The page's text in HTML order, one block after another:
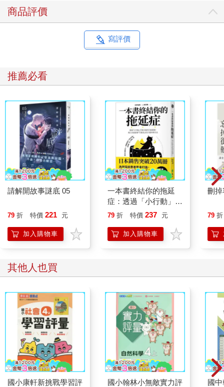
商品評價
寫評價
推薦必看
請解開故事謎底 05
79 折 特價 221 元
加入購物車
一本書終結你的拖延
症：透過「小行動」打
開大腦的行動開關，懶
的37個科學方法
79 折 特價 237 元
加入購物車
刪
79 折
其他人也買
國小康軒新挑戰學習評
國小翰林小無敵實力評
國